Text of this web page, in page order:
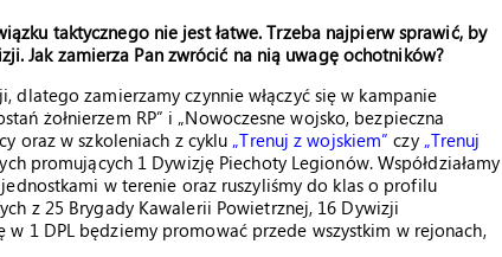
taktycznego nie jest łatwe. Trzeba najpierw sprawić, by
Jak zamierza Pan zwrócić na nią uwagę ochotników?
zamierzamy czynnie włączyć się w kampanie
żołnierzem RP” i „Nowoczesne wojsko, bezpieczna
oraz w szkoleniach z cyklu „Trenuj z wojskiem” czy „Trenuj
promujących 1 Dywizję Piechoty Legionów. Współdziałamy
w terenie oraz ruszyliśmy do klas o profilu
z 25 Brygady Kawalerii Powietrznej, 16 Dywizji
1 DPL będziemy promować przede wszystkim w rejonach,